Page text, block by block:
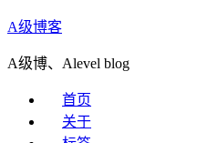
A级博客
A级博、Alevel blog
首页
关于